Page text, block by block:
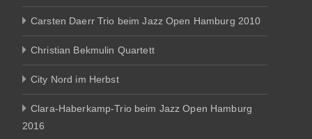
Carsten Daerr Trio beim Jazz Open Hamburg 2010
Christian Bekmulin Quartett
City Nord im Herbst
Clara-Haberkamp-Trio beim Jazz Open Hamburg
2016